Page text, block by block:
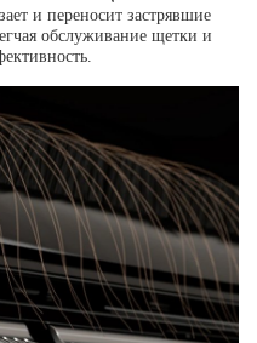
и переносит застрявшие
обслуживание щетки и